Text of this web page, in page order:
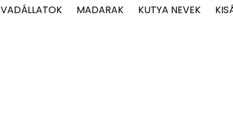
VADÁLLATOK MADARAK KUTYA NEVEK